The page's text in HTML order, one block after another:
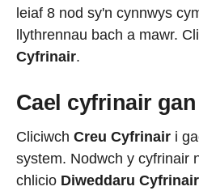
leiaf 8 nod sy'n cynnwys
llythrennau bach a mawr.
Cyfrinair.
Cael cyfrinair
Cliciwch Creu Cyfrinair i
system. Nodwch y cyfrinair
chlicio Diweddaru Cyfrinair